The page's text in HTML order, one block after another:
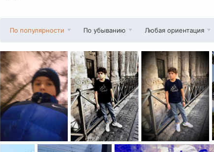
По популярности По убыванию Любая ориентация